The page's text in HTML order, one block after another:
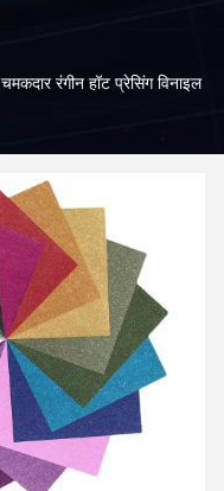
चमकदार रंगीन हॉट प्रेसिंग विनाइल